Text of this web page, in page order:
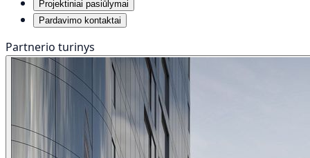
Projektiniai pasiūlymai
Pardavimo kontaktai
Partnerio turinys